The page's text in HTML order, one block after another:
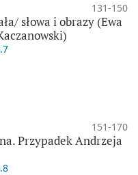
131-150
słowa i obrazy (Ewa
151-170
Przypadek Andrzeja